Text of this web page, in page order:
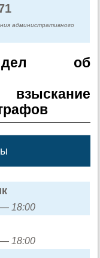
административного
дел об
взыскание
18:00
18:00